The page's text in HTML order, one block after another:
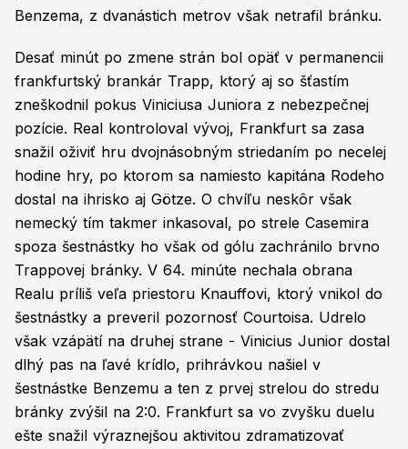
Benzema, z dvanástich metrov však netrafil bránku.
Desať minút po zmene strán bol opäť v permanencii
frankfurtský brankár Trapp, ktorý aj so šťastím
zneškodnil pokus Viniciusa Juniora z nebezpečnej
pozície. Real kontroloval vývoj, Frankfurt sa zasa
snažil oživiť hru dvojnásobným striedaním po necelej
hodine hry, po ktorom sa namiesto kapitána Rodeho
dostal na ihrisko aj Götze. O chvíľu neskôr však
nemecký tím takmer inkasoval, po strele Casemira
spoza šestnástky ho však od gólu zachránilo brvno
Trappovej bránky. V 64. minúte nechala obrana
Realu príliš veľa priestoru Knauffovi, ktorý vnikol do
šestnástky a preveril pozornosť Courtoisa. Udrelo
však vzápätí na druhej strane - Vinicius Junior dostal
dlhý pas na ľavé krídlo, prihrávkou našiel v
šestnástke Benzemu a ten z prvej strelou do stredu
bránky zvýšil na 2:0. Frankfurt sa vo zvyšku duelu
ešte snažil výraznejšou aktivitou zdramatizovať